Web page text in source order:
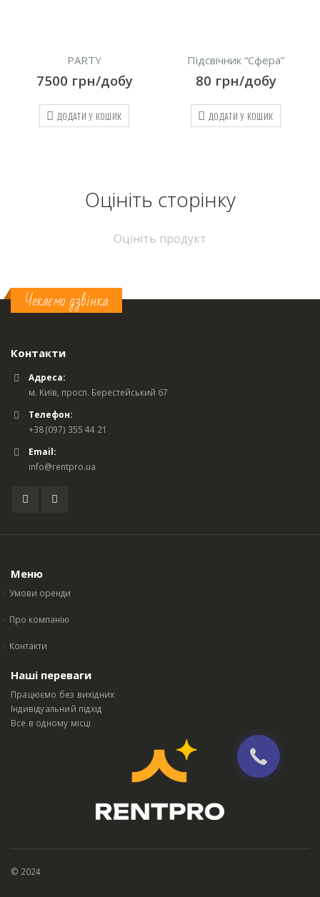
Підсвічник “Сфера”
80грн/добу
ДОДАТИ У КОШИК
Підставка металева чорна,
25 см
ДОДАТИ У КОШИК
Оцініть cторінку
Оцініть продукт
Чекаємо дзвінка
Контакти
Адреса:
м. Київ, просп. Берестейський 67
Телефон:
+38 (097) 355 44 21
Email:
info@rentpro.ua
Меню
Умови оренди
Про компанію
Контакти
Наші переваги
Працюємо без вихідних
Індивідуальний підхід
Все в одному місці
© 2024